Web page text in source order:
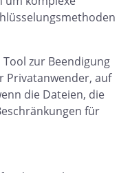
Tool zur Beendigung
Privatanwender, auf
die Dateien, die
für